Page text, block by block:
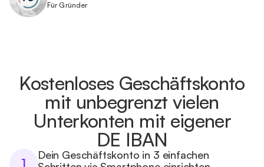
Für Gründer
Kostenloses Geschäftskonto
mit unbegrenzt vielen
Unterkonten mit eigener
DE IBAN
1
Dein Geschäftskonto in 3 einfachen